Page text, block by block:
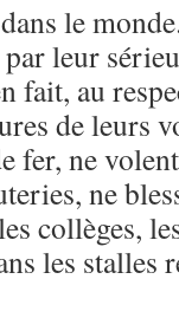
le
par leur
fait, au
de leurs
fer, ne
ne
collèges,
les stalles